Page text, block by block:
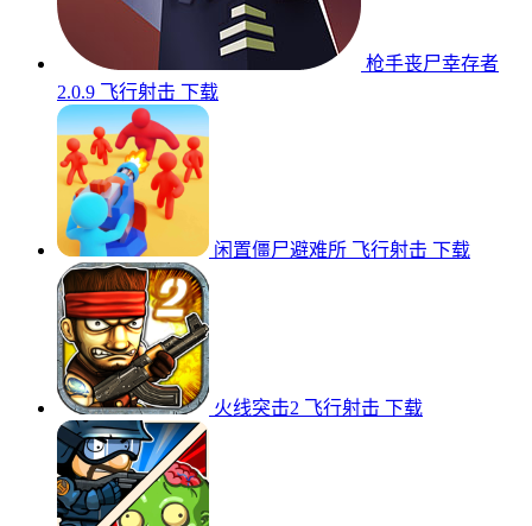
枪手丧尸幸存者
2.0.9
飞行射击 下载
闲置僵尸避难所 飞行射击 下载
火线突击2 飞行射击 下载